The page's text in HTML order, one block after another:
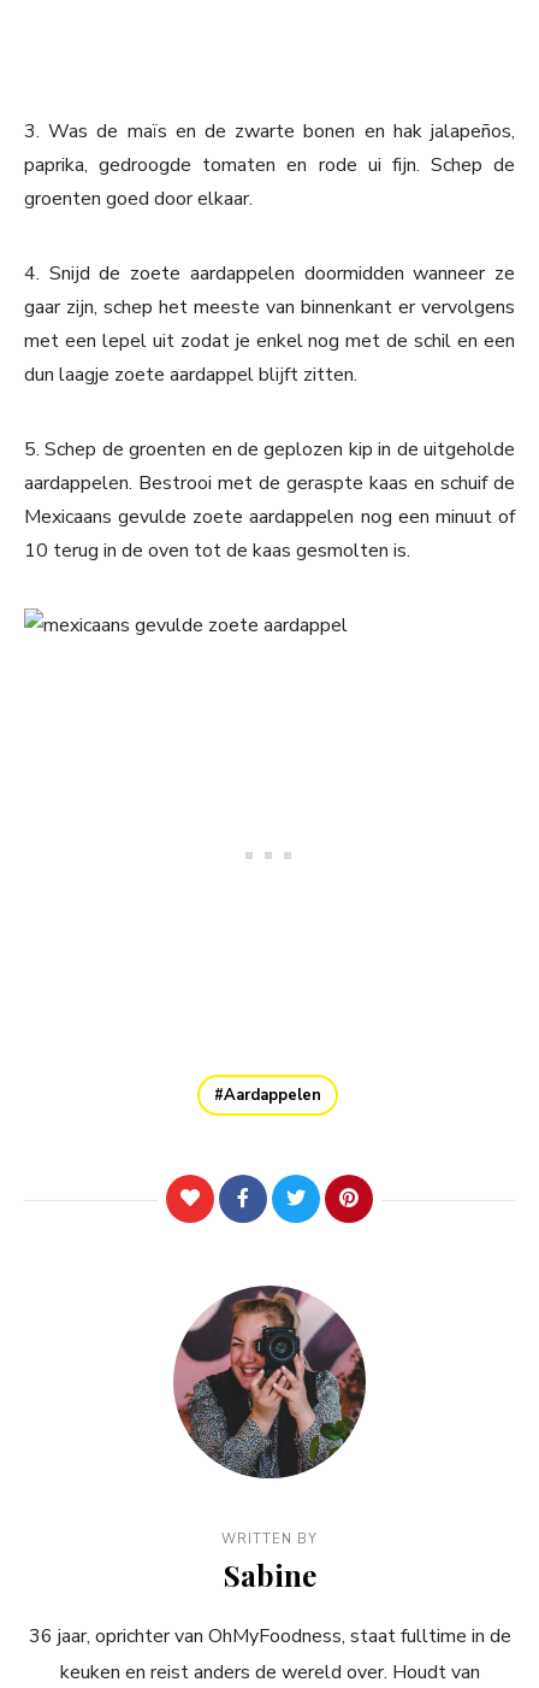
3. Was de maïs en de zwarte bonen en hak jalapeños,
paprika, gedroogde tomaten en rode ui fijn. Schep de
groenten goed door elkaar.
4. Snijd de zoete aardappelen doormidden wanneer ze
gaar zijn, schep het meeste van binnenkant er vervolgens
met een lepel uit zodat je enkel nog met de schil en een
dun laagje zoete aardappel blijft zitten.
5. Schep de groenten en de geplozen kip in de uitgeholde
aardappelen. Bestrooi met de geraspte kaas en schuif de
Mexicaans gevulde zoete aardappelen nog een minuut of
10 terug in de oven tot de kaas gesmolten is.
Aardappelen
WRITTEN BY
Sabine
36 jaar, oprichter van OhMyFoodness, staat fulltime in de
keuken en reist anders de wereld over. Houdt van